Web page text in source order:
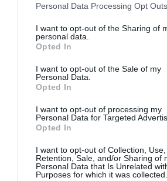
Personal Data Processing Opt Outs
I want to opt-out of the Sharing of
personal data.
Opted In
I want to opt-out of the Sale of my
Personal Data.
Opted In
I want to opt-out of processing my
Personal Data for Targeted
Opted In
I want to opt-out of Collection, Use,
Retention, Sale, and/or Sharing of
Personal Data that Is Unrelated
Purposes for which it was collected.
λειτουργίας 12 Volt και διαθέτει
τηλ.: 210 5228.716